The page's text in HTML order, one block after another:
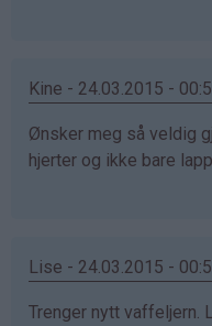
Kine - 24.03.2015 -
Ønsker meg så veldig
hjerter og ikke bare
Lise - 24.03.2015 -
Trenger nytt vaffeljern.